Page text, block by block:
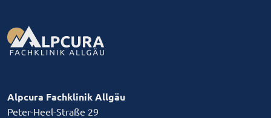
Alpcura Fachklinik Allgäu
Peter-Heel-Straße 29